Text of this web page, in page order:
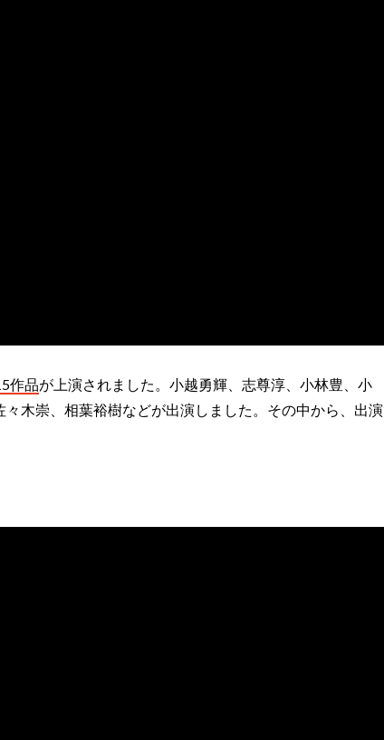
作品が上演されました。小越勇輝、志尊淳、小林豊、小
木崇、相葉裕樹などが出演しました。その中から、出演